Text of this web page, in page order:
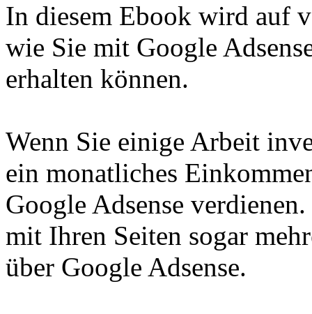
In diesem Ebook wird auf
wie Sie mit Google
erhalten können.
Wenn Sie einige Arbeit
ein monatliches
Google Adsense
mit Ihren Seiten sogar
über Google Adsense.